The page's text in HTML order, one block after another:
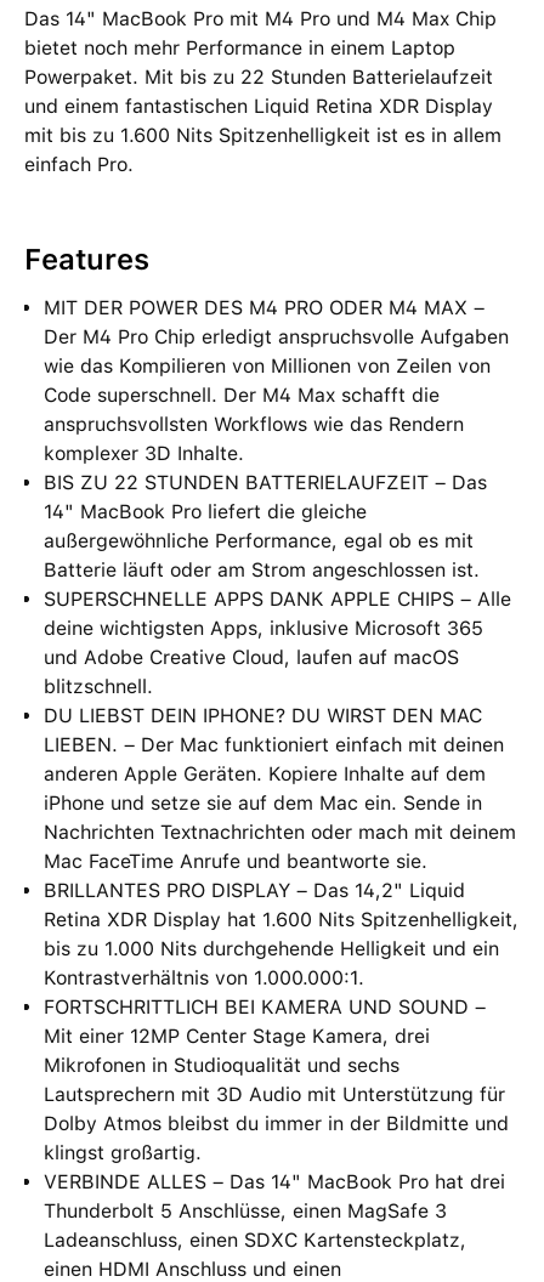
Das 14" MacBook Pro mit M4 Pro und M4 Max Chip
bietet noch mehr Performance in einem Laptop
Powerpaket. Mit bis zu 22 Stunden Batterielaufzeit
und einem fantastischen Liquid Retina XDR Display
mit bis zu 1.600 Nits Spitzenhelligkeit ist es in allem
einfach Pro.
Features
MIT DER POWER DES M4 PRO ODER M4 MAX –
Der M4 Pro Chip erledigt anspruchsvolle Aufgaben
wie das Kompilieren von Millionen von Zeilen von
Code superschnell. Der M4 Max schafft die
anspruchsvollsten Workflows wie das Rendern
komplexer 3D Inhalte.
BIS ZU 22 STUNDEN BATTERIELAUFZEIT – Das
14" MacBook Pro liefert die gleiche
außergewöhnliche Performance, egal ob es mit
Batterie läuft oder am Strom angeschlossen ist.
SUPERSCHNELLE APPS DANK APPLE CHIPS – Alle
deine wichtigsten Apps, inklusive Microsoft 365
und Adobe Creative Cloud, laufen auf macOS
blitzschnell.
DU LIEBST DEIN IPHONE? DU WIRST DEN MAC
LIEBEN. – Der Mac funktioniert einfach mit deinen
anderen Apple Geräten. Kopiere Inhalte auf dem
iPhone und setze sie auf dem Mac ein. Sende in
Nachrichten Textnachrichten oder mach mit deinem
Mac FaceTime Anrufe und beantworte sie.
BRILLANTES PRO DISPLAY – Das 14,2" Liquid
Retina XDR Display hat 1.600 Nits Spitzenhelligkeit,
bis zu 1.000 Nits durchgehende Helligkeit und ein
Kontrastverhältnis von 1.000.000:1.
FORTSCHRITTLICH BEI KAMERA UND SOUND –
Mit einer 12MP Center Stage Kamera, drei
Mikrofonen in Studioqualität und sechs
Lautsprechern mit 3D Audio mit Unterstützung für
Dolby Atmos bleibst du immer in der Bildmitte und
klingst großartig.
VERBINDE ALLES – Das 14" MacBook Pro hat drei
Thunderbolt 5 Anschlüsse, einen MagSafe 3
Ladeanschluss, einen SDXC Kartensteckplatz,
einen HDMI Anschluss und einen